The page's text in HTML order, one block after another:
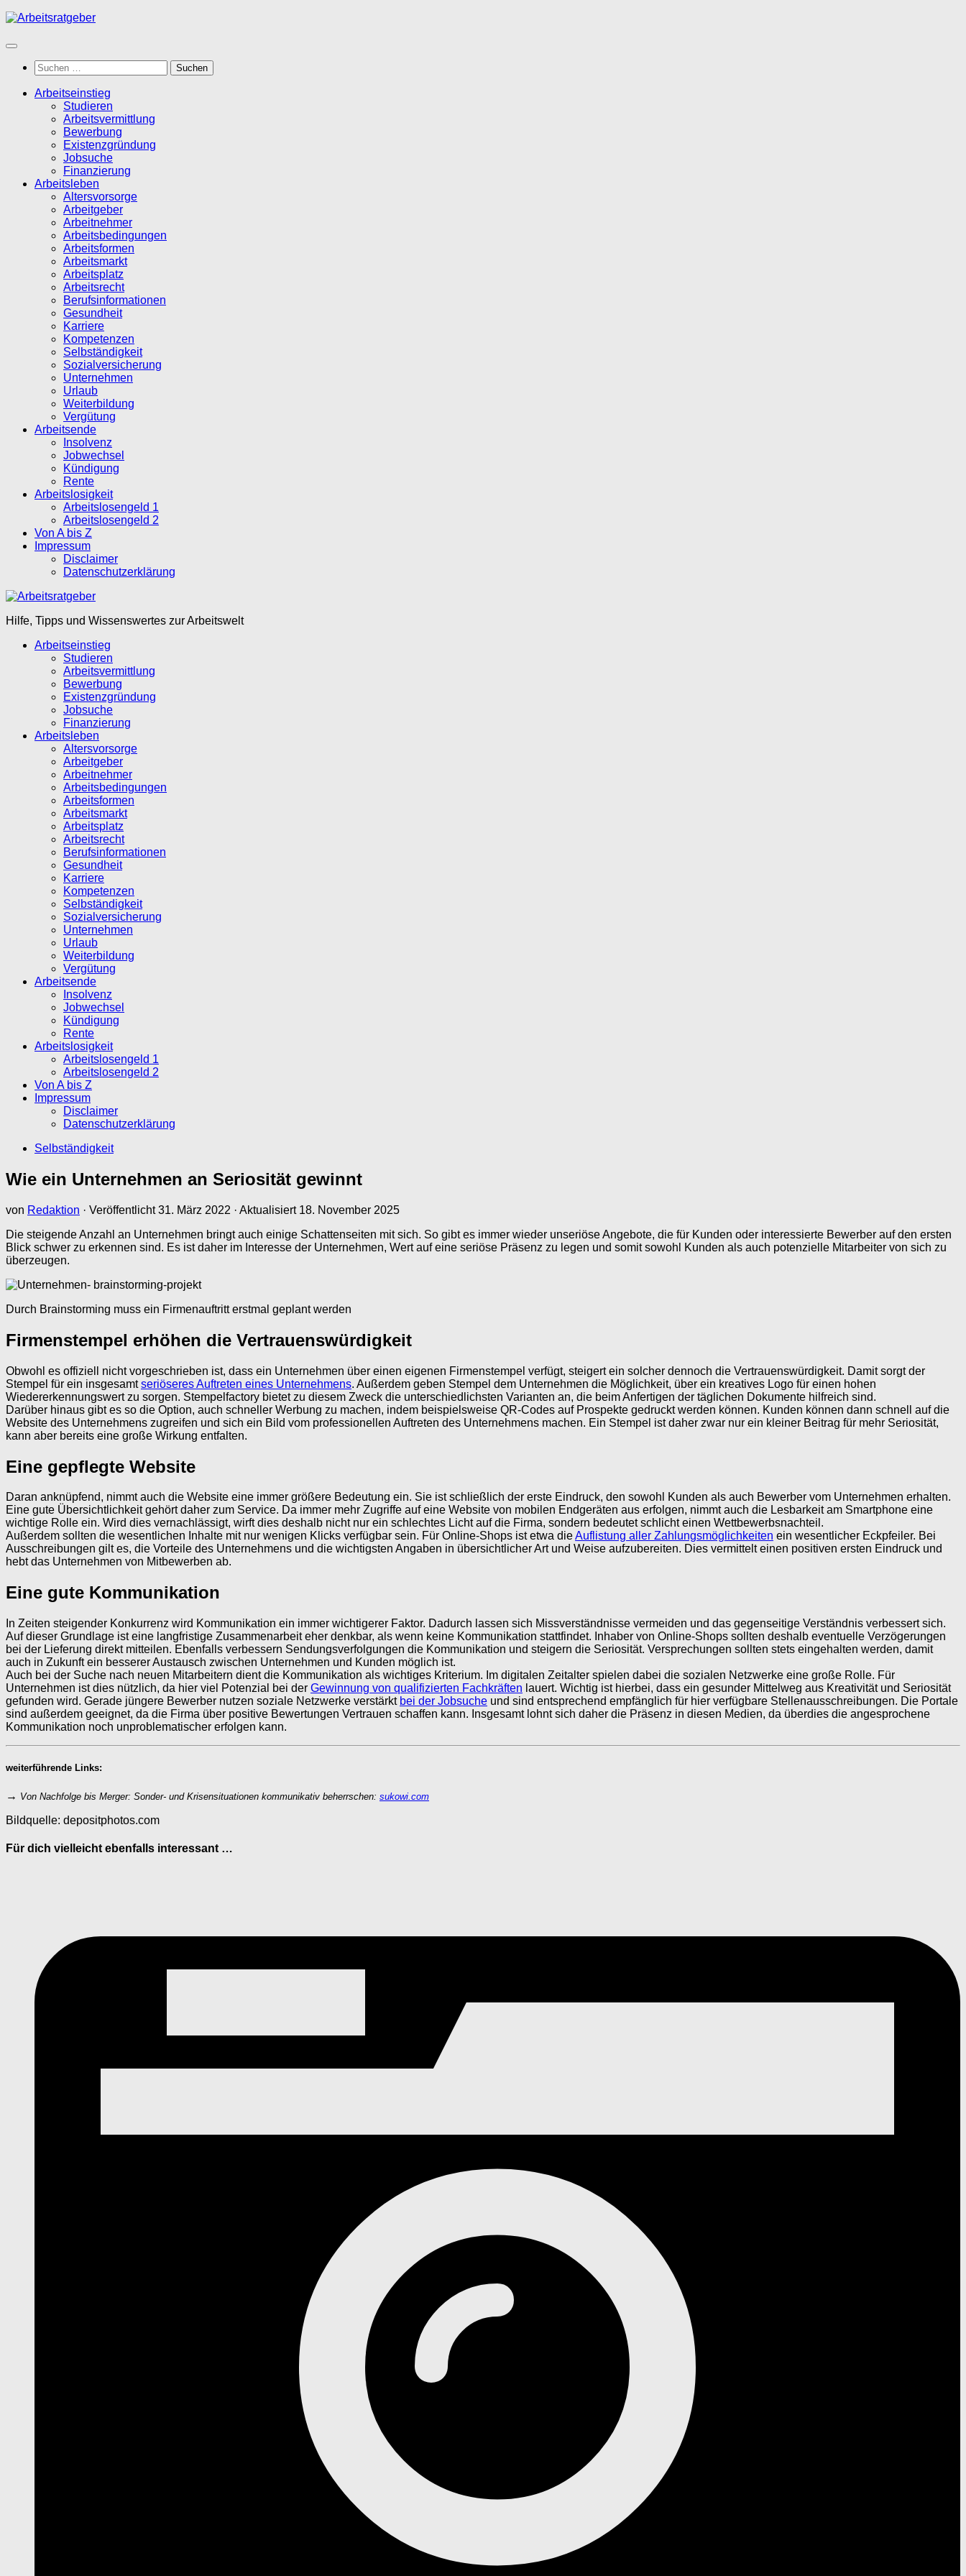
Zum
springen
Suchen
nach:
Arbeitseinstieg
Studieren
Arbeitsvermittlung
Bewerbung
Existenzgründung
Jobsuche
Finanzierung
Arbeitsleben
Altersvorsorge
Arbeitgeber
Arbeitnehmer
Arbeitsbedingungen
Arbeitsformen
Arbeitsmarkt
Arbeitsplatz
Arbeitsrecht
Berufsinformationen
Gesundheit
Karriere
Kompetenzen
Selbständigkeit
Sozialversicherung
Unternehmen
Urlaub
Weiterbildung
Vergütung
Arbeitsende
Insolvenz
Jobwechsel
Kündigung
Rente
Arbeitslosigkeit
Arbeitslosengeld 1
Arbeitslosengeld 2
Von A bis Z
Impressum
Disclaimer
Datenschutzerklärung
Hilfe, Tipps und Wissenswertes zur Arbeitswelt
Arbeitseinstieg
Studieren
Arbeitsvermittlung
Bewerbung
Existenzgründung
Jobsuche
Finanzierung
Arbeitsleben
Altersvorsorge
Arbeitgeber
Arbeitnehmer
Arbeitsbedingungen
Arbeitsformen
Arbeitsmarkt
Arbeitsplatz
Arbeitsrecht
Berufsinformationen
Gesundheit
Karriere
Kompetenzen
Selbständigkeit
Sozialversicherung
Unternehmen
Urlaub
Weiterbildung
Vergütung
Arbeitsende
Insolvenz
Jobwechsel
Kündigung
Rente
Arbeitslosigkeit
Arbeitslosengeld 1
Arbeitslosengeld 2
Von A bis Z
Impressum
Disclaimer
Datenschutzerklärung
Selbständigkeit
Wie ein Unternehmen an Seriosität gewinnt
von Redaktion · Veröffentlicht31. März 2022 · Aktualisiert 18. November 2025
Die steigende Anzahl an Unternehmen bringt auch einige Schattenseiten mit sich. So gibt es immer wieder unseriöse Angebote, die für Kunden oder interessierte Bewerber auf den ersten
Blick schwer zu erkennen sind. Es ist daher im Interesse der Unternehmen, Wert auf eine seriöse Präsenz zu legen und somit sowohl Kunden als auch potenzielle Mitarbeiter von sich zu
überzeugen.
Durch Brainstorming muss ein Firmenauftritt erstmal geplant werden
Firmenstempel erhöhen die Vertrauenswürdigkeit
Obwohl es offiziell nicht vorgeschrieben ist, dass ein Unternehmen über einen eigenen Firmenstempel verfügt, steigert ein solcher dennoch die Vertrauenswürdigkeit. Damit sorgt der
Stempel für ein insgesamtseriöseres Auftreten eines Unternehmens. Außerdem geben Stempel dem Unternehmen die Möglichkeit, über ein kreatives Logo für einen hohen
Wiedererkennungswert zu sorgen. Stempelfactory bietet zu diesem Zweck die unterschiedlichsten Varianten an, die beim Anfertigen der täglichen Dokumente hilfreich sind.
Darüber hinaus gibt es so die Option, auch schneller Werbung zu machen, indem beispielsweise QR-Codes auf Prospekte gedruckt werden können. Kunden können dann schnell auf die
Website des Unternehmens zugreifen und sich ein Bild vom professionellen Auftreten des Unternehmens machen. Ein Stempel ist daher zwar nur ein kleiner Beitrag für mehr Seriosität,
kann aber bereits eine große Wirkung entfalten.
Eine gepflegte Website
Daran anknüpfend, nimmt auch die Website eine immer größere Bedeutung ein. Sie ist schließlich der erste Eindruck, den sowohl Kunden als auch Bewerber vom Unternehmen erhalten.
Eine gute Übersichtlichkeit gehört daher zum Service. Da immer mehr Zugriffe auf eine Website von mobilen Endgeräten aus erfolgen, nimmt auch die Lesbarkeit am Smartphone eine
wichtige Rolle ein. Wird dies vernachlässigt, wirft dies deshalb nicht nur ein schlechtes Licht auf die Firma, sondern bedeutet schlicht einen Wettbewerbsnachteil.
Außerdem sollten die wesentlichen Inhalte mit nur wenigen Klicks verfügbar sein. Für Online-Shops ist etwa dieAuflistung aller Zahlungsmöglichkeiten ein wesentlicher Eckpfeiler. Bei
Ausschreibungen gilt es, die Vorteile des Unternehmens und die wichtigsten Angaben in übersichtlicher Art und Weise aufzubereiten. Dies vermittelt einen positiven ersten Eindruck und
hebt das Unternehmen von Mitbewerben ab.
Eine gute Kommunikation
In Zeiten steigender Konkurrenz wird Kommunikation ein immer wichtigerer Faktor. Dadurch lassen sich Missverständnisse vermeiden und das gegenseitige Verständnis verbessert sich.
Auf dieser Grundlage ist eine langfristige Zusammenarbeit eher denkbar, als wenn keine Kommunikation stattfindet. Inhaber von Online-Shops sollten deshalb eventuelle Verzögerungen
bei der Lieferung direkt mitteilen. Ebenfalls verbessern Sendungsverfolgungen die Kommunikation und steigern die Seriosität. Versprechungen sollten stets eingehalten werden, damit
auch in Zukunft ein besserer Austausch zwischen Unternehmen und Kunden möglich ist.
Auch bei der Suche nach neuen Mitarbeitern dient die Kommunikation als wichtiges Kriterium. Im digitalen Zeitalter spielen dabei die sozialen Netzwerke eine große Rolle. Für
Unternehmen ist dies nützlich, da hier viel Potenzial bei der Gewinnung von qualifizierten Fachkräften lauert. Wichtig ist hierbei, dass ein gesunder Mittelweg aus Kreativität und Seriosität
gefunden wird. Gerade jüngere Bewerber nutzen soziale Netzwerke verstärkt bei der Jobsuche und sind entsprechend empfänglich für hier verfügbare Stellenausschreibungen. Die Portale
sind außerdem geeignet, da die Firma über positive Bewertungen Vertrauen schaffen kann. Insgesamt lohnt sich daher die Präsenz in diesen Medien, da überdies die angesprochene
Kommunikation noch unproblematischer erfolgen kann.
weiterführende Links:
→ Von Nachfolge bis Merger: Sonder- und Krisensituationen kommunikativ beherrschen: sukowi.com
Bildquelle: depositphotos.com
Für dich vielleicht ebenfalls interessant …